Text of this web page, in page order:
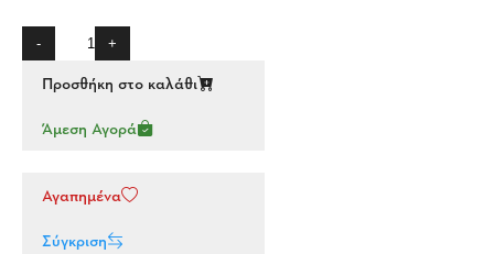
- +
Προσθήκη στο καλάθι
Άμεση Αγορά
Αγαπημένα
Σύγκριση